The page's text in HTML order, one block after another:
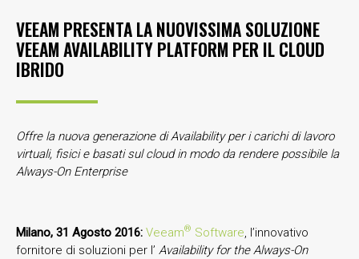
VEEAM PRESENTA LA NUOVISSIMA SOLUZIONE
VEEAM AVAILABILITY PLATFORM PER IL CLOUD
IBRIDO
Offre la nuova generazione di Availability per i carichi di lavoro
virtuali, fisici e basati sul cloud in modo da rendere possibile la
Always-On Enterprise
Milano, 31 Agosto 2016: Veeam® Software, l’innovativo
fornitore di soluzioni per l’ Availability for the Always-On